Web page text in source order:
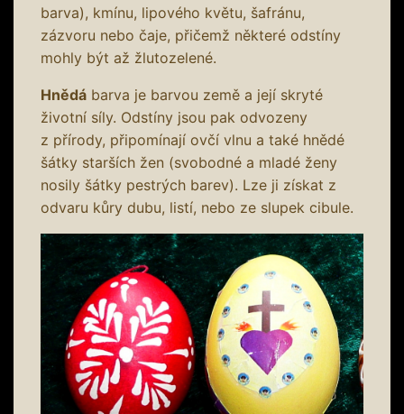
barva), kmínu, lipového květu, šafránu,
zázvoru nebo čaje, přičemž některé odstíny
mohly být až žlutozelené.
Hnědá barva je barvou země a její skryté
životní síly. Odstíny jsou pak odvozeny
z přírody, připomínají ovčí vlnu a také hnědé
šátky starších žen (svobodné a mladé ženy
nosily šátky pestrých barev). Lze ji získat z
odvaru kůry dubu, listí, nebo ze slupek cibule.